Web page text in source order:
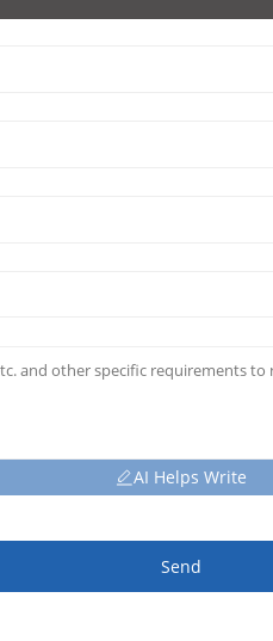
AI Helps Write
Send